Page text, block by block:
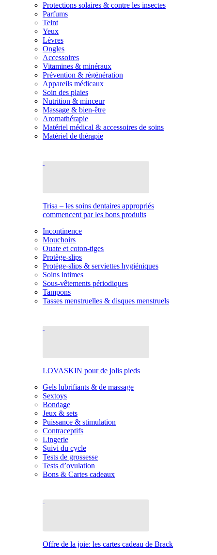
Protections solaires & contre les insectes
Parfums
Teint
Yeux
Lèvres
Ongles
Accessoires
Vitamines & minéraux
Prévention & régénération
Appareils médicaux
Soin des plaies
Nutrition & minceur
Massage & bien-être
Aromathérapie
Matériel médical & accessoires de soins
Matériel de thérapie
Trisa – les soins dentaires appropriés
commencent par les bons produits
Incontinence
Mouchoirs
Ouate et coton-tiges
Protège-slips
Protège-slips & serviettes hygiéniques
Soins intimes
Sous-vêtements périodiques
Tampons
Tasses menstruelles & disques menstruels
LOVASKIN pour de jolis pieds
Gels lubrifiants & de massage
Sextoys
Bondage
Jeux & sets
Puissance & stimulation
Contraceptifs
Lingerie
Suivi du cycle
Tests de grossesse
Tests d’ovulation
Bons & Cartes cadeaux
Offre de la joie: les cartes cadeau de Brack